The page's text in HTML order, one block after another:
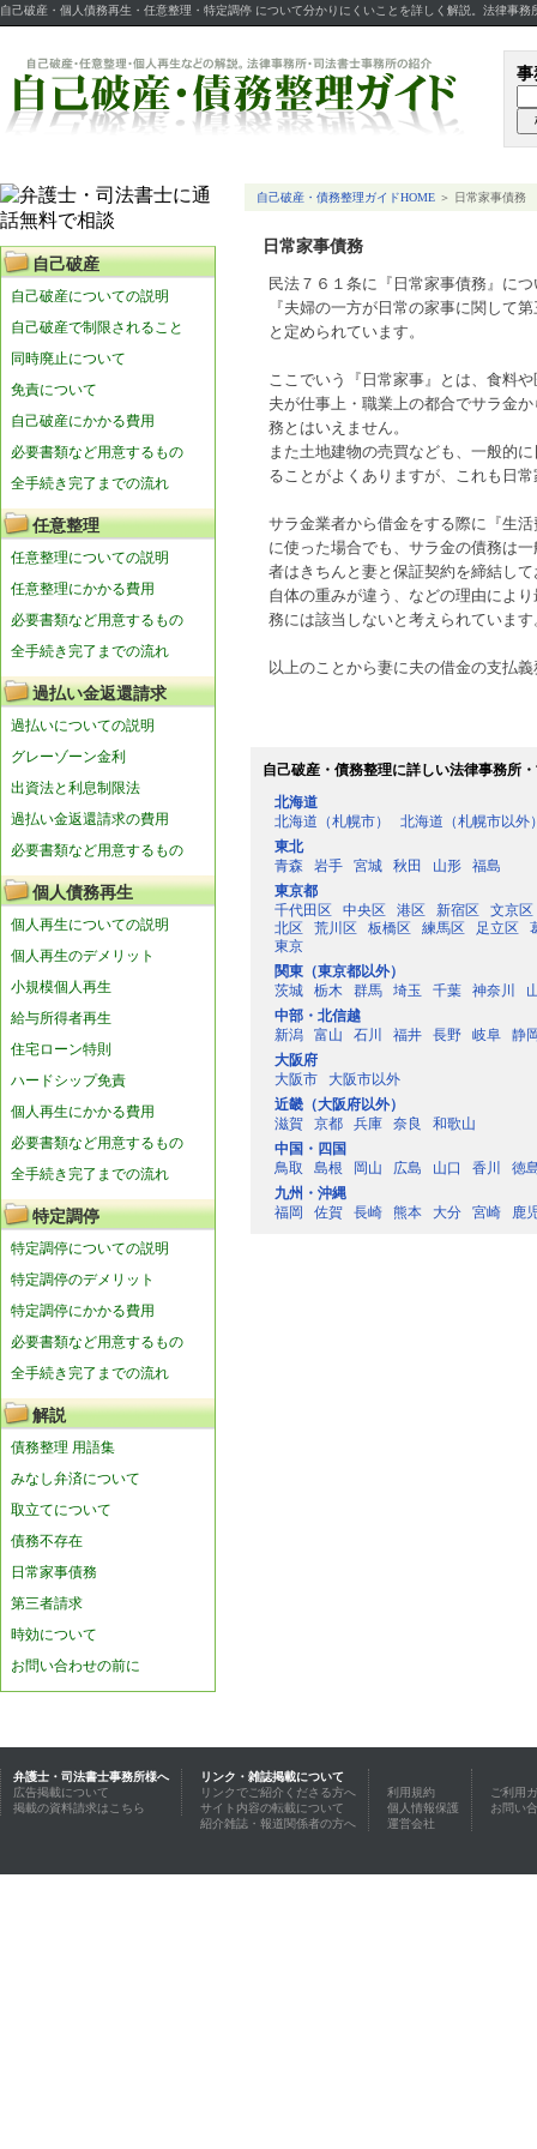
自己破産・個人債務再生・任意整理・特定調停 について分かりにくいことを詳しく解説。法律事務
事
自己破産
自己破産についての説明
自己破産で制限されること
同時廃止について
免責について
自己破産にかかる費用
必要書類など用意するもの
全手続き完了までの流れ
任意整理
任意整理についての説明
任意整理にかかる費用
必要書類など用意するもの
全手続き完了までの流れ
過払い金返還請求
過払いについての説明
グレーゾーン金利
出資法と利息制限法
過払い金返還請求の費用
必要書類など用意するもの
個人債務再生
個人再生についての説明
個人再生のデメリット
小規模個人再生
給与所得者再生
住宅ローン特則
ハードシップ免責
個人再生にかかる費用
必要書類など用意するもの
全手続き完了までの流れ
特定調停
特定調停についての説明
特定調停のデメリット
特定調停にかかる費用
必要書類など用意するもの
全手続き完了までの流れ
解説
債務整理 用語集
みなし弁済について
取立てについて
債務不存在
日常家事債務
第三者請求
時効について
お問い合わせの前に
自己破産・債務整理ガイドHOME ＞ 日常家事債務
日常家事債務
民法７６１条に『日常家事債務』に
『夫婦の一方が日常の家事に関して
と定められています。
ここでいう『日常家事』とは、食料
夫が仕事上・職業上の都合でサラ金
務とはいえません。
また土地建物の売買なども、一般的
ることがよくありますが、これも日
サラ金業者から借金をする際に『生
に使った場合でも、サラ金の債務は
者はきちんと妻と保証契約を締結し
自体の重みが違う、などの理由によ
務には該当しないと考えられています
以上のことから妻に夫の借金の支払
自己破産・債務整理に詳しい法律事務所
北海道
北海道（札幌市）
北海道（札幌市以外
東北
青森
岩手 宮城 秋田 山形
福島
東京都
千代田区
中央区 港区 新宿区
文京区
北区
荒川区 板橋区 練馬区 足立区
東京
関東（東京都以外）
茨城
栃木 群馬 埼玉 千葉 神奈川
中部・北信越
新潟
富山 石川 福井 長野 岐阜
静
大阪府
大阪市
大阪市以外
近畿（大阪府以外）
滋賀
京都 兵庫 奈良
和歌山
中国・四国
鳥取
島根 岡山 広島 山口 香川
徳
九州・沖縄
福岡
佐賀 長崎 熊本 大分 宮崎 鹿
弁護士・司法書士事務所様へ
広告掲載について
掲載の資料請求はこちら
リンク・雑誌掲載について
リンクでご紹介くださる方へ
サイト内容の転載について
紹介雑誌・報道関係者の方へ
利用規約
個人情報保護
運営会社
ご利用
お問い